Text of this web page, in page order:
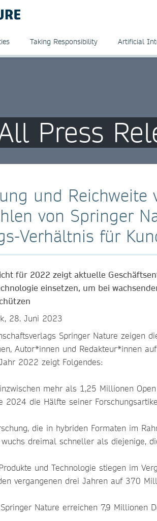
Taking Responsibility Artificial
Press
und
von Springer
Verhältnis für
für 2022 zeigt aktuelle
einsetzen, um bei
28. Juni 2023
Springer Nature zeigen
Autor*innen und Redakteur*innen
2022 zeigt Folgendes:
mehr als 1,25 Millionen
2024 die Hälfte seiner
die in hybriden Formaten im
dreimal schneller als diejenige,
und Technologie stiegen im
vergangenen drei Jahren auf 370
Nature erreichen 7,9 Millionen